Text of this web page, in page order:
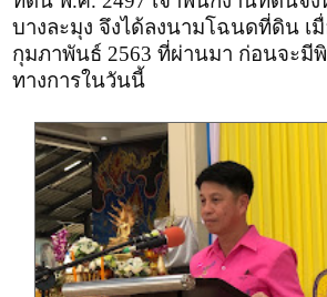
บางละมุง จึงได้ลงนามโฉนดที่ดิน เ
กุมภาพันธ์ 2563 ที่ผ่านมา ก่อนจะมี
ทางการในวันนี้